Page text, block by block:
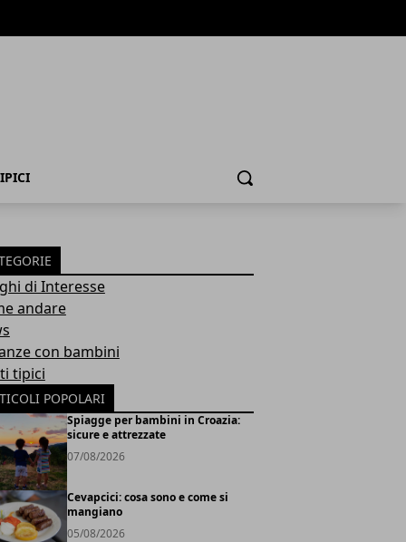
Cerca
di Interesse
andare
con bambini
tipici
POPOLARI
Spiagge per bambini in Croazia:
sicure e attrezzate
07/08/2026
Cevapcici: cosa sono e come si
mangiano
05/08/2026